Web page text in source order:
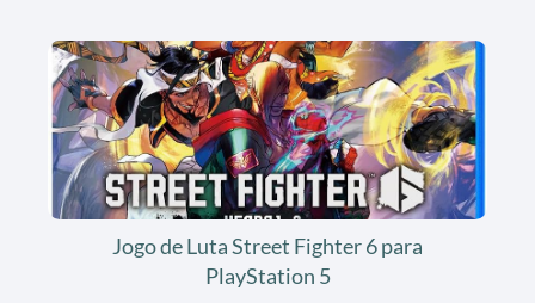
Jogo de Luta Street Fighter 6 para
PlayStation 5